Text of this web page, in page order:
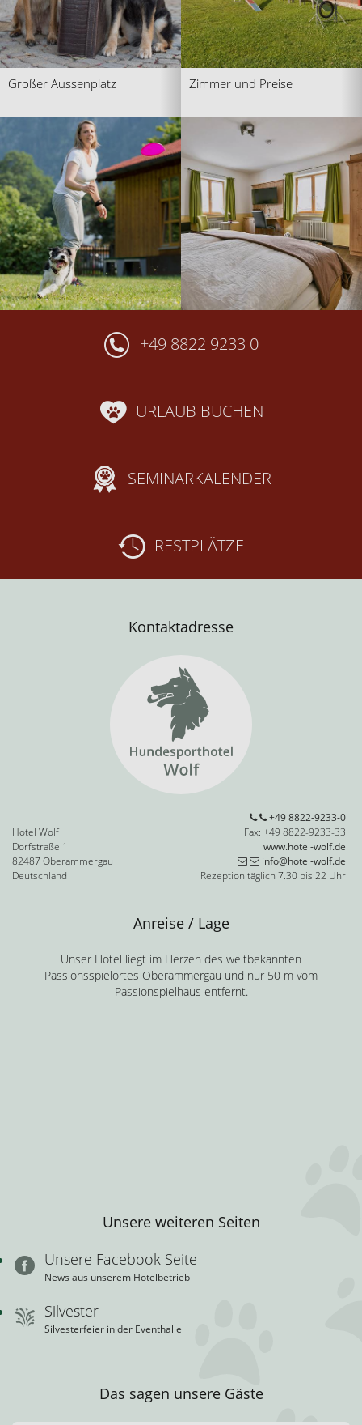
Großer Aussenplatz Zimmer und Preise
+49 8822 9233 0
URLAUB BUCHEN
SEMINARKALENDER
RESTPLÄTZE
Kontaktadresse
Hotel Wolf
Dorfstraße 1
82487 Oberammergau
Deutschland
+49 8822-9233-0
Fax: +49 8822-9233-33
www.hotel-wolf.de
info@hotel-wolf.de
Rezeption täglich 7.30 bis 22 Uhr
Anreise / Lage
Unser Hotel liegt im Herzen des weltbekannten
Passionsspielortes Oberammergau und nur 50 m vom
Passionspielhaus entfernt.
Unsere weiteren Seiten
Unsere Facebook Seite
News aus unserem Hotelbetrieb
Silvester
Silvesterfeier in der Eventhalle
Das sagen unsere Gäste